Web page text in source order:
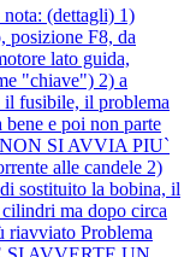
(dettagli) 1)
posizione F8, da
lato guida,
"chiave") 2) a
il fusibile, il problema
e poi non parte
NON SI AVVIA PIU`
alle candele 2)
sostituito la bobina, il
ma dopo circa
riavviato Problema